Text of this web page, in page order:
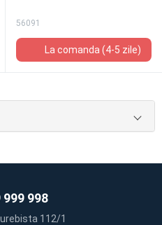
56091
La comanda (4-5 zile)
999 998
112/1